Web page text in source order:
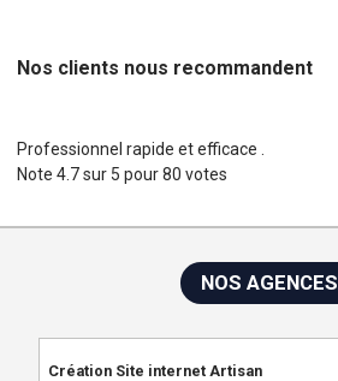
Nos clients nous recommandent
Professionnel rapide et efficace .
Note4.7sur 5 pour80 votes
NOS AGENCES
Création Site internet Artisan